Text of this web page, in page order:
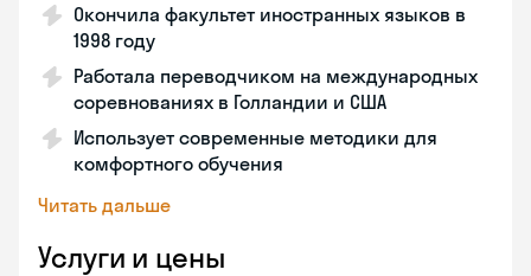
Окончила факультет иностранных языков в
1998 году
Работала переводчиком на международных
соревнованиях в Голландии и США
Использует современные методики для
комфортного обучения
Читать дальше
Услуги и цены